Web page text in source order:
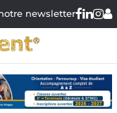
newsletter